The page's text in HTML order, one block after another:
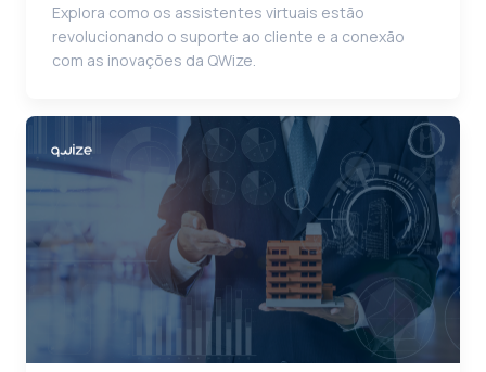
Explora como os assistentes virtuais estão
revolucionando o suporte ao cliente e a conexão
com as inovações da QWize.